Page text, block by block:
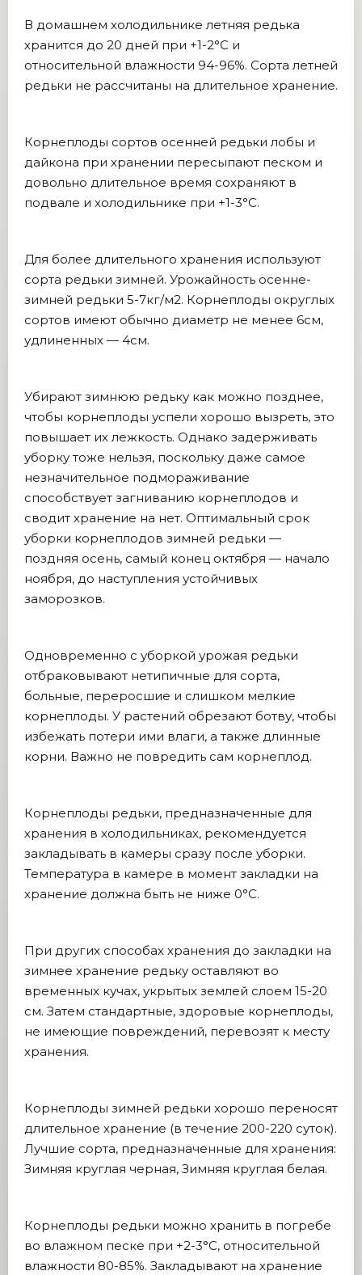
В домашнем холодильнике летняя редька
хранится до 20 дней при +1-2°C и
относительной влажности 94-96%. Сорта летней
редьки не рассчитаны на длительное хранение.
Корнеплоды сортов осенней редьки лобы и
дайкона при хранении пересыпают песком и
довольно длительное время сохраняют в
подвале и холодильнике при +1-3°C.
Для более длительного хранения используют
сорта редьки зимней. Урожайность осенне-
зимней редьки 5-7кг/м2. Корнеплоды округлых
сортов имеют обычно диаметр не менее 6см,
удлиненных — 4см.
Убирают зимнюю редьку как можно позднее,
чтобы корнеплоды успели хорошо вызреть, это
повышает их лежкость. Однако задерживать
уборку тоже нельзя, поскольку даже самое
незначительное подмораживание
способствует загниванию корнеплодов и
сводит хранение на нет. Оптимальный срок
уборки корнеплодов зимней редьки —
поздняя осень, самый конец октября — начало
ноября, до наступления устойчивых
заморозков.
Одновременно с уборкой урожая редьки
отбраковывают нетипичные для сорта,
больные, переросшие и слишком мелкие
корнеплоды. У растений обрезают ботву, чтобы
избежать потери ими влаги, а также длинные
корни. Важно не повредить сам корнеплод.
Корнеплоды редьки, предназначенные для
хранения в холодильниках, рекомендуется
закладывать в камеры сразу после уборки.
Температура в камере в момент закладки на
хранение должна быть не ниже 0°С.
При других способах хранения до закладки на
зимнее хранение редьку оставляют во
временных кучах, укрытых землей слоем 15-20
см. Затем стандартные, здоровые корнеплоды,
не имеющие повреждений, перевозят к месту
хранения.
Корнеплоды зимней редьки хорошо переносят
длительное хранение (в течение 200-220 суток).
Лучшие сорта, предназначенные для хранения:
Зимняя круглая черная, Зимняя круглая белая.
Корнеплоды редьки можно хранить в погребе
во влажном песке при +2-3°C, относительной
влажности 80-85%. Закладывают на хранение